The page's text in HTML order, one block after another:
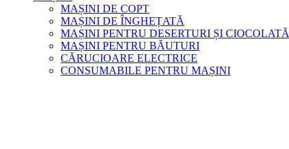
MAȘINI DE COPT
MAȘINI DE ÎNGHEȚATĂ
MAȘINI PENTRU DESERTURI ȘI CIOCOLATĂ
MAȘINI PENTRU BĂUTURI
CĂRUCIOARE ELECTRICE
CONSUMABILE PENTRU MAȘINI